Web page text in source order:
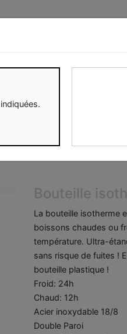
Bouteille
La bouteille isotherme
boissons chaudes ou
température. Ultra-
sans risque de fuites !
bouteille plastique !
Froid: 24h
Chaud: 12h
Acier inoxydable 18/8
Double Paroi